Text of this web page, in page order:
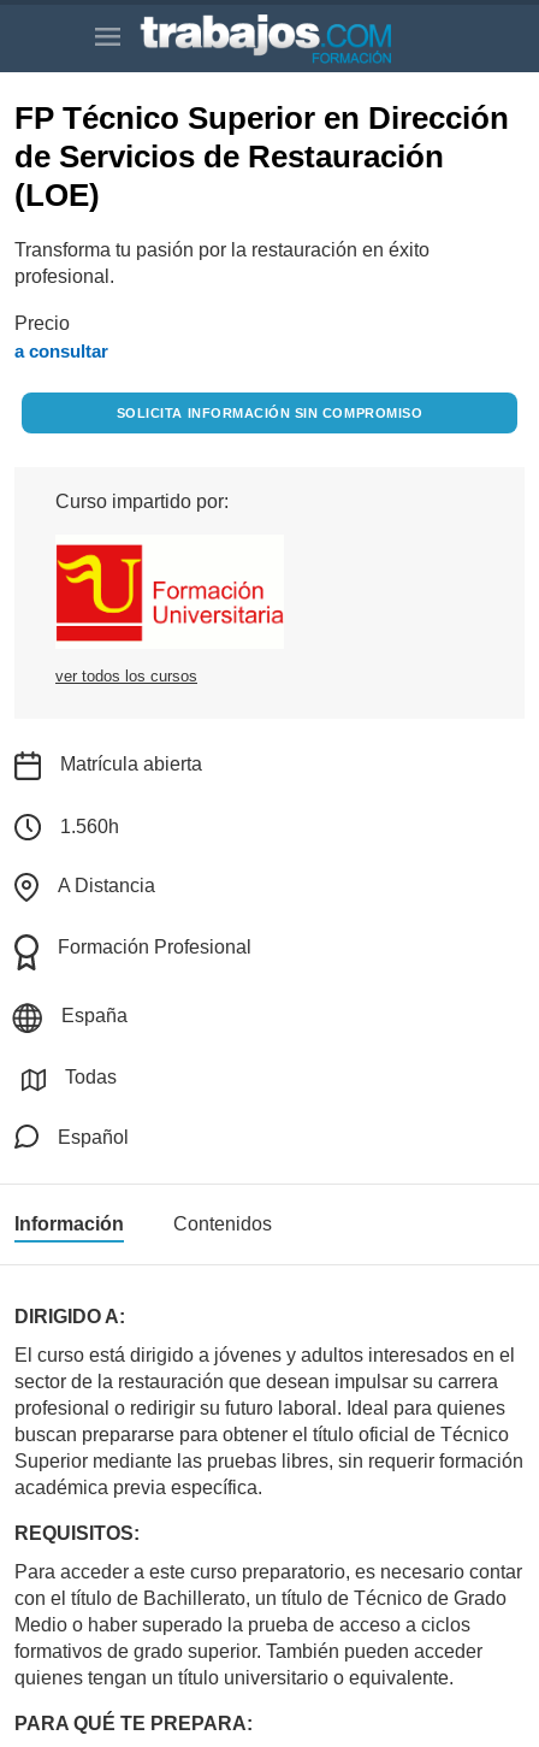
FP Técnico Superior en Dirección
de Servicios de Restauración
(LOE)
Transforma tu pasión por la restauración en éxito
profesional.
Precio
a consultar
SOLICITA INFORMACIÓN SIN COMPROMISO
Curso impartido por:
ver todos los cursos
Matrícula abierta
1.560h
A Distancia
Formación Profesional
España
Todas
Español
Información Contenidos
DIRIGIDO A:
El curso está dirigido a jóvenes y adultos interesados en el
sector de la restauración que desean impulsar su carrera
profesional o redirigir su futuro laboral. Ideal para quienes
buscan prepararse para obtener el título oficial de Técnico
Superior mediante las pruebas libres, sin requerir formación
académica previa específica.
REQUISITOS:
Para acceder a este curso preparatorio, es necesario contar
con el título de Bachillerato, un título de Técnico de Grado
Medio o haber superado la prueba de acceso a ciclos
formativos de grado superior. También pueden acceder
quienes tengan un título universitario o equivalente.
PARA QUÉ TE PREPARA: